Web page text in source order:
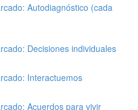
Autodiagnóstico (cada
Decisiones individuales
Interactuemos
Acuerdos para vivir